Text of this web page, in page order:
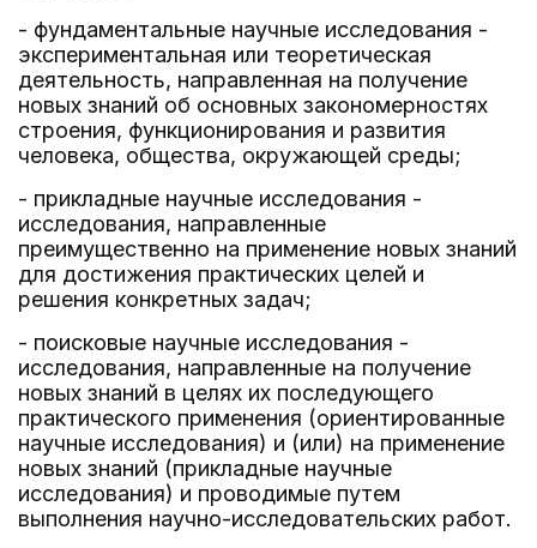
- фундаментальные научные исследования -
экспериментальная или теоретическая
деятельность, направленная на получение
новых знаний об основных закономерностях
строения, функционирования и развития
человека, общества, окружающей среды;
- прикладные научные исследования -
исследования, направленные
преимущественно на применение новых знаний
для достижения практических целей и
решения конкретных задач;
- поисковые научные исследования -
исследования, направленные на получение
новых знаний в целях их последующего
практического применения (ориентированные
научные исследования) и (или) на применение
новых знаний (прикладные научные
исследования) и проводимые путем
выполнения научно-исследовательских работ.